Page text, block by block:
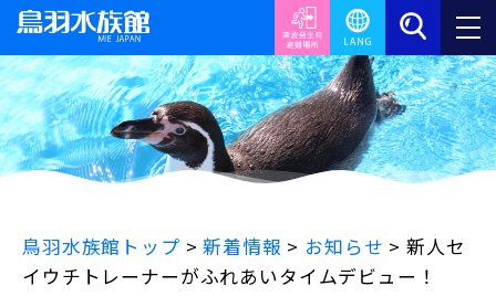
鳥羽水族館トップ >新着情報 > お知らせ >新人セ
イウチトレーナーがふれあいタイムデビュー！